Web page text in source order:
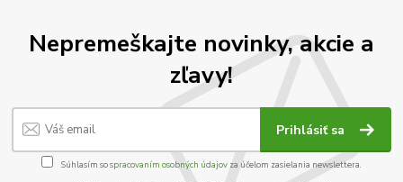
Nepremeškajte novinky, akcie a
zľavy!
Prihlásiť sa
Súhlasím sospracovaním osobných údajov za účelom zasielania newslettera.